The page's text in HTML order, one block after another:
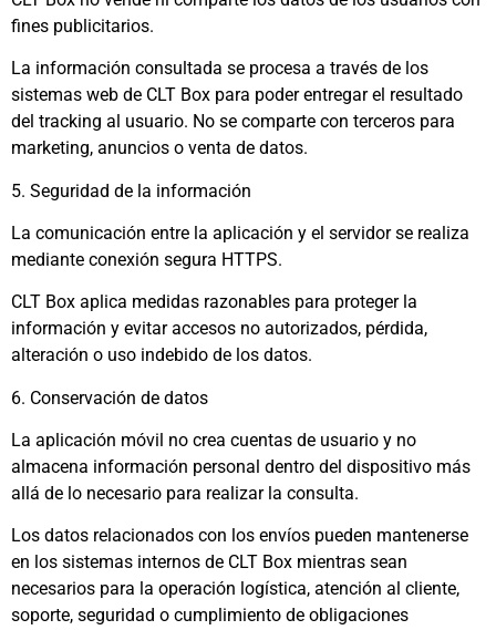
fines publicitarios.
La información consultada se procesa a través de los
sistemas web de CLT Box para poder entregar el resultado
del tracking al usuario. No se comparte con terceros para
marketing, anuncios o venta de datos.
5. Seguridad de la información
La comunicación entre la aplicación y el servidor se realiza
mediante conexión segura HTTPS.
CLT Box aplica medidas razonables para proteger la
información y evitar accesos no autorizados, pérdida,
alteración o uso indebido de los datos.
6. Conservación de datos
La aplicación móvil no crea cuentas de usuario y no
almacena información personal dentro del dispositivo más
allá de lo necesario para realizar la consulta.
Los datos relacionados con los envíos pueden mantenerse
en los sistemas internos de CLT Box mientras sean
necesarios para la operación logística, atención al cliente,
soporte, seguridad o cumplimiento de obligaciones